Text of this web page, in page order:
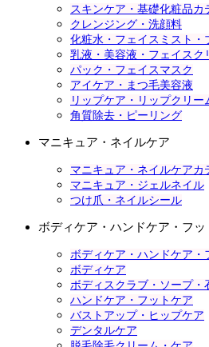
スキンケア・基礎化粧品カ
クレンジング・洗顔料
化粧水・フェイスミスト・
乳液・美容液・フェイスク
パック・フェイスマスク
アイケア・まつ毛美容液
リップケア・リップクリー
角質除去・ピーリング
マニキュア・ネイルケア
マニキュア・ネイルケアカ
マニキュア・ジェルネイル
つけ爪・ネイルシール
ボディケア・ハンドケア・フッ
ボディケア・ハンドケア・
ボディケア
ボディスクラブ・ソープ・
ハンドケア・フットケア
バストアップ・ヒップケア
デンタルケア